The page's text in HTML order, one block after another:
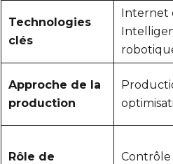
Technologies
clés
Internet
Approche de la
production
Rôle de
Contrôle